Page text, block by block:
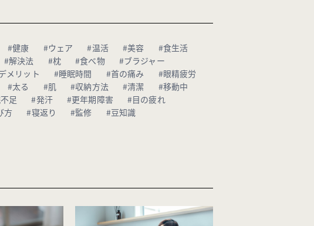
#健康 #ウェア #温活 #美容
#食生活
#解決法 #枕 #食べ物
#ブラジャー
メリット #睡眠時間 #首の痛み
#眼精疲労
#太る #肌 #収納方法 #清潔
#移動中
足 #発汗 #更年期障害
#目の疲れ
方 #寝返り #監修 #豆知識